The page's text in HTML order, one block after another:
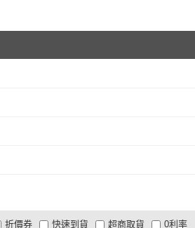
折價券
快速到貨 超商取貨 0利率